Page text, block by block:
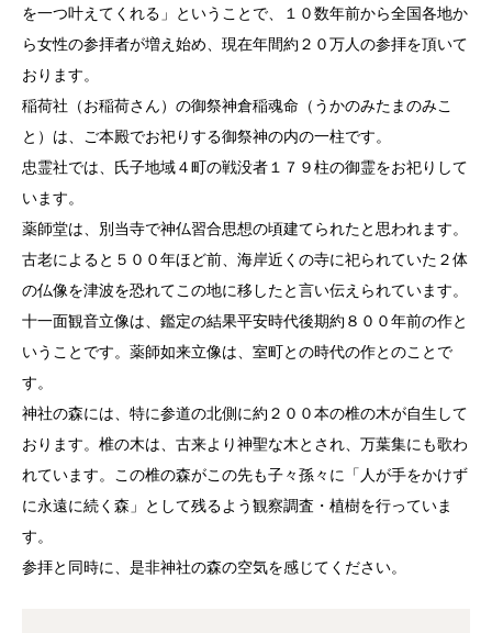
を一つ叶えてくれる」ということで、１０数年前から全国各地か
ら女性の参拝者が増え始め、現在年間約２０万人の参拝を頂いて
おります。
稲荷社（お稲荷さん）の御祭神倉稲魂命（うかのみたまのみこ
と）は、ご本殿でお祀りする御祭神の内の一柱です。
忠霊社では、氏子地域４町の戦没者１７９柱の御霊をお祀りして
います。
薬師堂は、別当寺で神仏習合思想の頃建てられたと思われます。
古老によると５００年ほど前、海岸近くの寺に祀られていた２体
の仏像を津波を恐れてこの地に移したと言い伝えられています。
十一面観音立像は、鑑定の結果平安時代後期約８００年前の作と
いうことです。薬師如来立像は、室町との時代の作とのことで
す。
神社の森には、特に参道の北側に約２００本の椎の木が自生して
おります。椎の木は、古来より神聖な木とされ、万葉集にも歌わ
れています。この椎の森がこの先も子々孫々に「人が手をかけず
に永遠に続く森」として残るよう観察調査・植樹を行っていま
す。
参拝と同時に、是非神社の森の空気を感じてください。